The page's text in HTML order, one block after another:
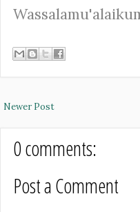
Newer Post
0 comments:
Post a Comment